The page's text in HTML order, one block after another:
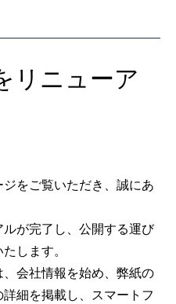
リニューア
をご覧いただき、誠にあ
が完了し、公開する運び
します。
会社情報を始め、弊紙の
細を掲載し、スマートフ